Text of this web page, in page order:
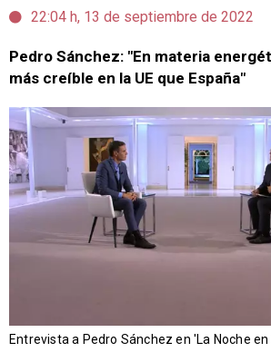
22:04 h, 13 de septiembre de 2022
Pedro Sánchez: "En materia
más creíble en la UE que España"
Entrevista a Pedro Sánchez en 'La Noche en